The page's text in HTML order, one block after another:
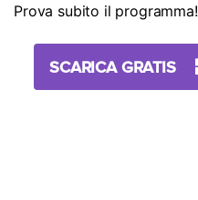
Prova subito il programma!
SCARICA GRATIS